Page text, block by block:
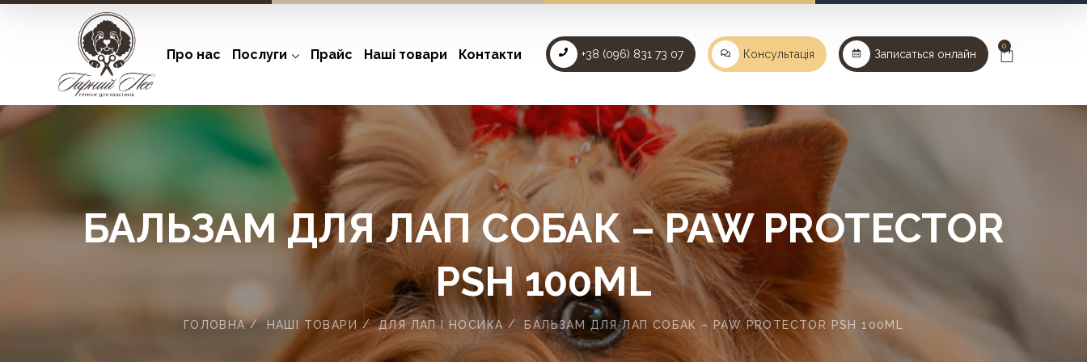
Про нас Послуги Прайс Наші товари Контакти +38 (096) 831 73 07 Консультація Записаться онлайн
0
ГОЛОВНА НАШІ ТОВАРИ ДЛЯ ЛАП І НОСИКА БАЛЬЗАМ ДЛЯ ЛАП СОБАК – PAW PROTECTOR PSH 100ML
БАЛЬЗАМ ДЛЯ ЛАП СОБАК – PAW PROTECTOR
PSH 100ML